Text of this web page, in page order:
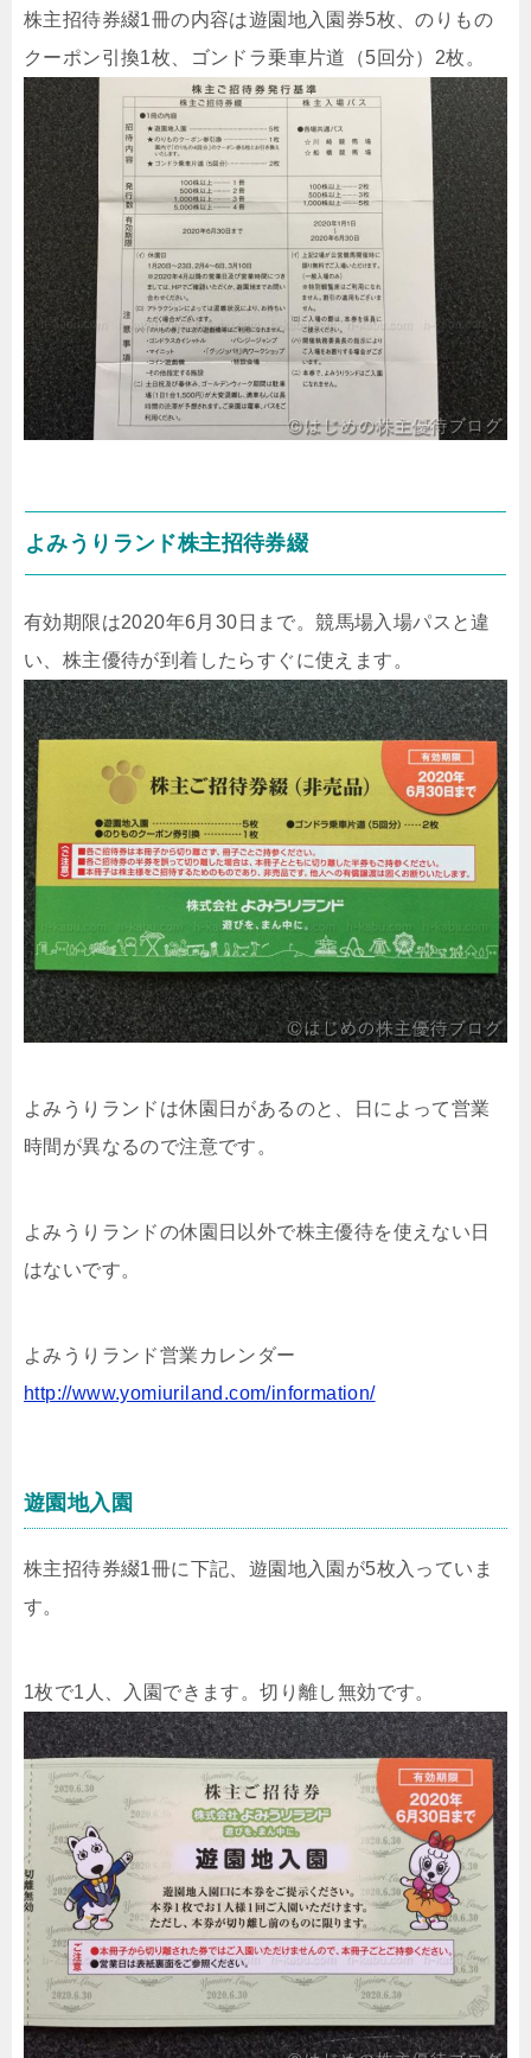
株主招待券綴1冊の内容は遊園地入園券5枚、のりもの
クーポン引換1枚、ゴンドラ乗車片道（5回分）2枚。
よみうりランド株主招待券綴
有効期限は2020年6月30日まで。競馬場入場パスと違
い、株主優待が到着したらすぐに使えます。
よみうりランドは休園日があるのと、日によって営業
時間が異なるので注意です。
よみうりランドの休園日以外で株主優待を使えない日
はないです。
よみうりランド営業カレンダー
http://www.yomiuriland.com/information/
遊園地入園
株主招待券綴1冊に下記、遊園地入園が5枚入っていま
す。
1枚で1人、入園できます。切り離し無効です。